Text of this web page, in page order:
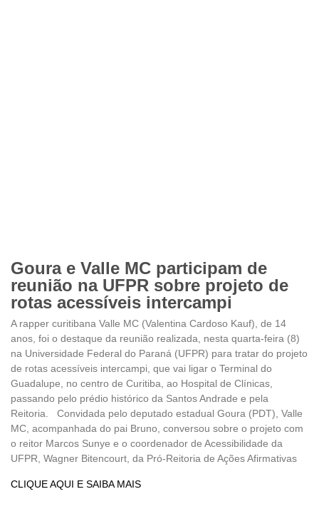
Goura e Valle MC participam de
reunião na UFPR sobre projeto de
rotas acessíveis intercampi
A rapper curitibana Valle MC (Valentina Cardoso Kauf), de 14
anos, foi o destaque da reunião realizada, nesta quarta-feira (8)
na Universidade Federal do Paraná (UFPR) para tratar do projeto
de rotas acessíveis intercampi, que vai ligar o Terminal do
Guadalupe, no centro de Curitiba, ao Hospital de Clínicas,
passando pelo prédio histórico da Santos Andrade e pela
Reitoria. Convidada pelo deputado estadual Goura (PDT), Valle
MC, acompanhada do pai Bruno, conversou sobre o projeto com
o reitor Marcos Sunye e o coordenador de Acessibilidade da
UFPR, Wagner Bitencourt, da Pró-Reitoria de Ações Afirmativas
CLIQUE AQUI E SAIBA MAIS